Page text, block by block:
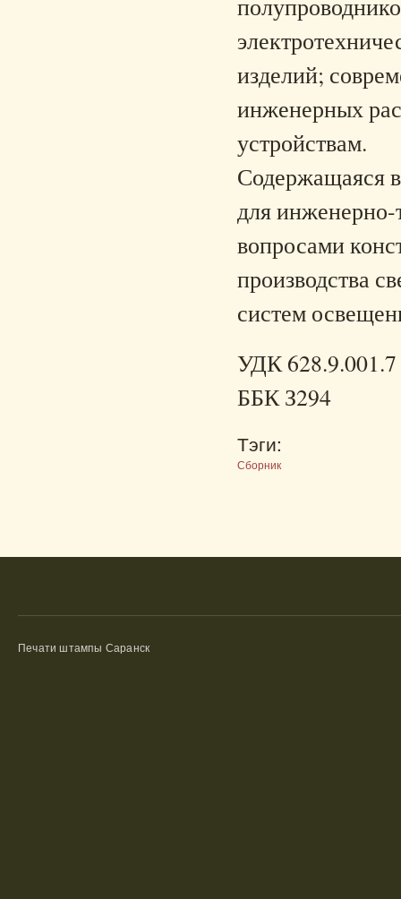
изделий;
инженерных
устройствам.
Содержащаяся
для
вопросами
производства
систем
УДК
ББК З294
Тэги:
Сборник
Печати штампы Саранск